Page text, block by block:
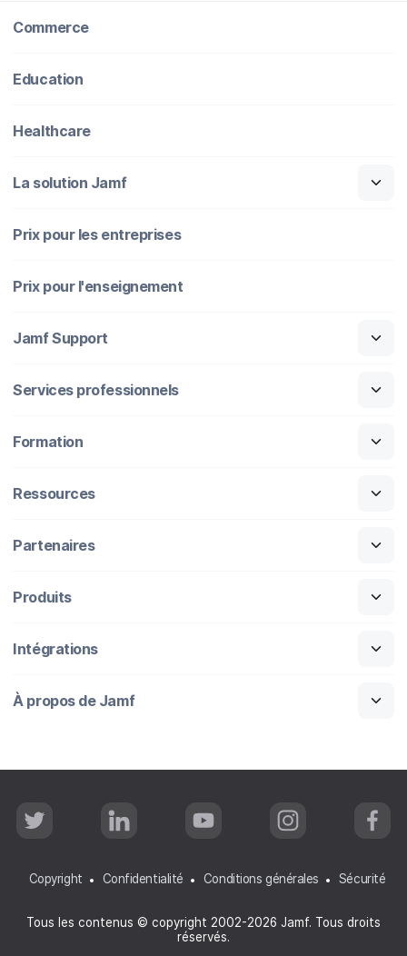
Commerce
Education
Healthcare
La solution Jamf
Prix pour les entreprises
Prix pour l'enseignement
Jamf Support
Services professionnels
Formation
Ressources
Partenaires
Produits
Intégrations
À propos de Jamf
Tous les contenus © copyright 2002-2026 Jamf. Tous droits
réservés.
Copyright Confidentialité Conditions générales Sécurité
T
w
t
e
L
i
e
d
n
Y
o
u
b
I
n
a
g
a
m
F
a
b
o
k